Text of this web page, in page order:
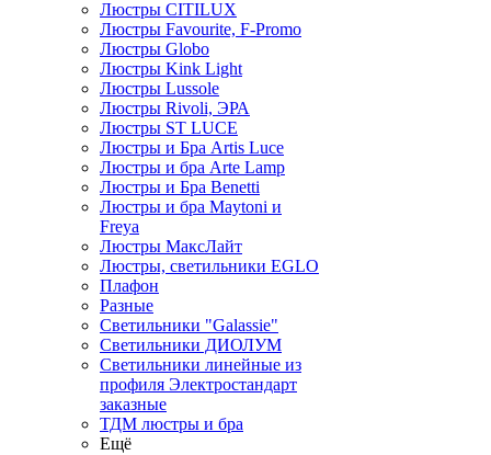
Люстры CITILUX
Люстры Favourite, F-Promo
Люстры Globo
Люстры Kink Light
Люстры Lussole
Люстры Rivoli, ЭРА
Люстры ST LUCE
Люстры и Бра Artis Luce
Люстры и бра Arte Lamp
Люстры и Бра Benetti
Люстры и бра Maytoni и
Freya
Люстры МаксЛайт
Люстры, светильники EGLO
Плафон
Разные
Светильники "Galassie"
Светильники ДИОЛУМ
Светильники линейные из
профиля Электростандарт
заказные
ТДМ люстры и бра
Ещё